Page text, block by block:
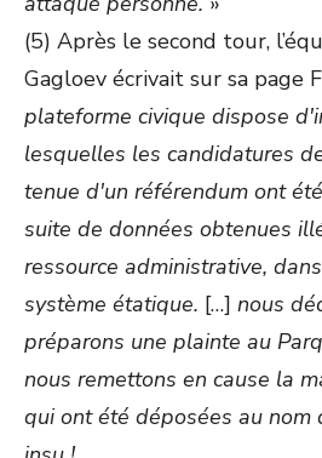
(5) Après le second tour,
Gagloev écrivait sur sa page
plateforme civique dispose
lesquelles les candidatures
tenue d'un référendum ont
suite de données obtenues
ressource administrative,
système étatique. […] nous
préparons une plainte au
nous remettons en cause la
qui ont été déposées au nom